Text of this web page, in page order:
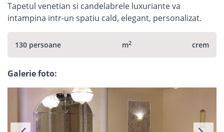
Tapetul venetian si candelabrele luxuriante va
intampina intr-un spatiu cald, elegant, personalizat.
130 persoane m2 crem
Galerie foto: